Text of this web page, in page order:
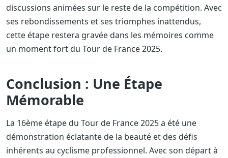
discussions animées sur le reste de la compétition. Avec
ses rebondissements et ses triomphes inattendus,
cette étape restera gravée dans les mémoires comme
un moment fort du Tour de France 2025.
Conclusion : Une Étape
Mémorable
La 16ème étape du Tour de France 2025 a été une
démonstration éclatante de la beauté et des défis
inhérents au cyclisme professionnel. Avec son départ à